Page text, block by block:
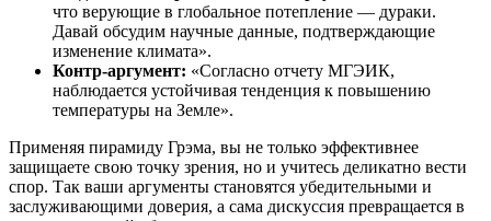
что верующие в глобальное потепление — дураки.
Давай обсудим научные данные, подтверждающие
изменение климата».
Контр-аргумент: «Согласно отчету МГЭИК,
наблюдается устойчивая тенденция к повышению
температуры на Земле».
Применяя пирамиду Грэма, вы не только эффективнее
защищаете свою точку зрения, но и учитесь деликатно вести
спор. Так ваши аргументы становятся убедительными и
заслуживающими доверия, а сама дискуссия превращается в